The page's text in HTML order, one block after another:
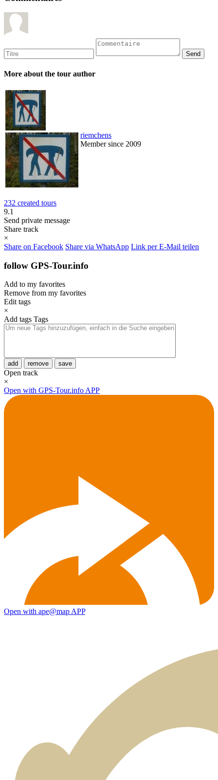
More about the tour author
riemchens
Member since 2009
232 created tours
9.1
Send private message
Share track
×
Share on Facebook Share via WhatsApp Link per E-Mail teilen
follow GPS-Tour.info
Add to my favorites
Remove from my favorites
Edit tags
×
Add tags Tags
add remove save
Open track
×
Open with GPS-Tour.info APP
Open with ape@map APP